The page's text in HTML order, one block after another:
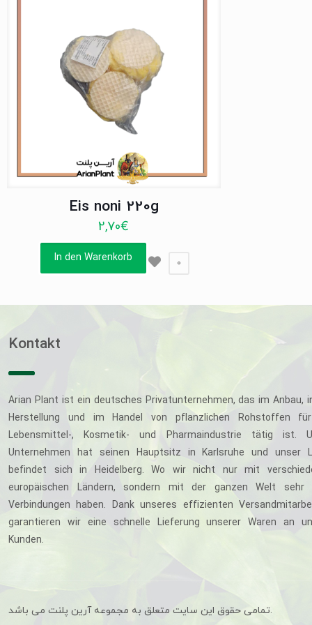
Eis noni 220g
2,70€
In den Warenkorb 0
Kontakt
Arian Plant ist ein deutsches Privatunternehmen, das im Anbau,
Herstellung und im Handel von pflanzlichen Rohstoffen
Lebensmittel-, Kosmetik- und Pharmaindustrie tätig ist.
Unternehmen hat seinen Hauptsitz in Karlsruhe und unser
befindet sich in Heidelberg. Wo wir nicht nur mit
europäischen Ländern, sondern mit der ganzen Welt sehr
Verbindungen haben. Dank unseres effizienten
garantieren wir eine schnelle Lieferung unserer Waren an
Kunden.
تمامی حقوق این سایت متعلق به مجموعه آرین پلنت می باشد.